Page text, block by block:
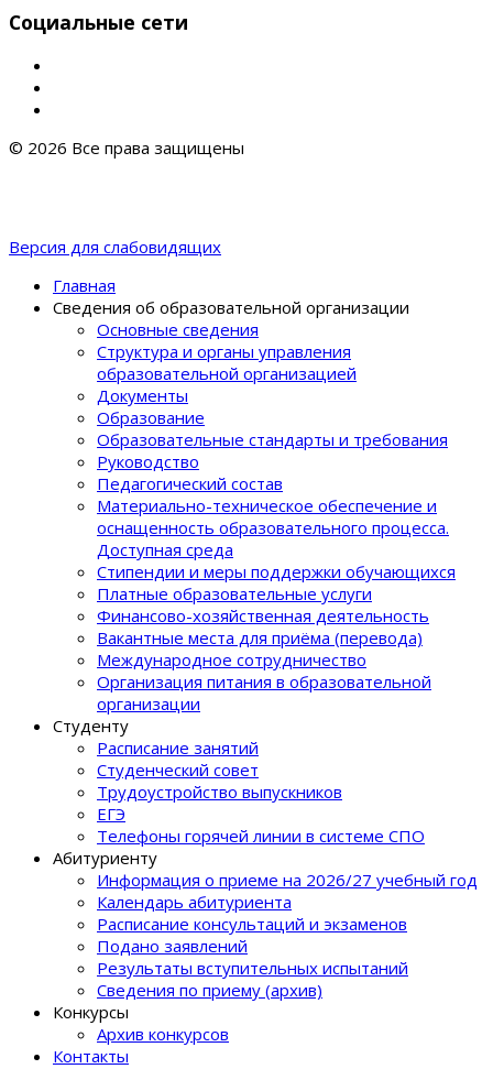
Социальные сети
© 2026 Все права защищены
Версия для слабовидящих
Главная
Сведения об образовательной организации
Основные сведения
Структура и органы управления
образовательной организацией
Документы
Образование
Образовательные стандарты и требования
Руководство
Педагогический состав
Материально-техническое обеспечение и
оснащенность образовательного процеcса.
Доступная среда
Стипендии и меры поддержки обучающихся
Платные образовательные услуги
Финансово-хозяйственная деятельность
Вакантные места для приёма (перевода)
Международное сотрудничество
Организация питания в образовательной
организации
Студенту
Расписание занятий
Студенческий совет
Трудоустройство выпускников
ЕГЭ
Телефоны горячей линии в системе СПО
Абитуриенту
Информация о приеме на 2026/27 учебный год
Календарь абитуриента
Расписание консультаций и экзаменов
Подано заявлений
Результаты вступительных испытаний
Сведения по приему (архив)
Конкурсы
Архив конкурсов
Контакты